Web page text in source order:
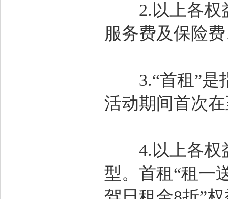
2.以上各权益
服务费及保险
3.“首租”是指
活动期间首次
4.以上各权益
型。首租“租一